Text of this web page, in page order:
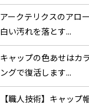
アークテリクスのアロ
白い汚れを落とす...
キャップの色あせはカ
ングで復活します...
【職人技術】キャップ